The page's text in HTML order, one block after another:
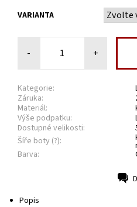
VARIANTA
- +
Kategorie:
Záruka:
Materiál:
Výše podpatku:
Dostupné velikosti:
Šíře boty (?):
Barva:
Popis